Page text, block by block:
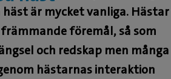
är mycket vanliga. Hästar
främmande föremål, så som
och redskap men många
hästarnas interaktion